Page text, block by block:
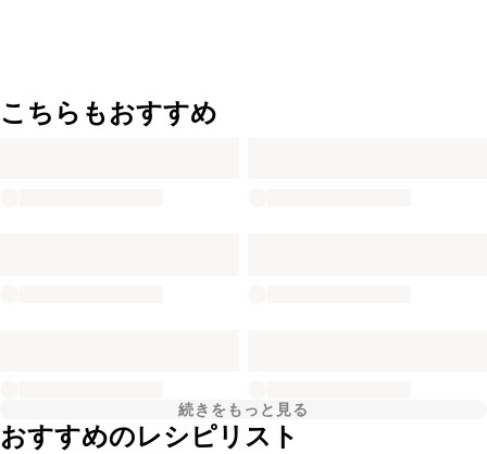
こちらもおすすめ
続きをもっと見る
おすすめのレシピリスト